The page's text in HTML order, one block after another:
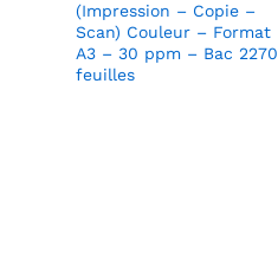
(Impression – Copie –
Scan) Couleur – Format
A3 – 30 ppm – Bac 2270
feuilles